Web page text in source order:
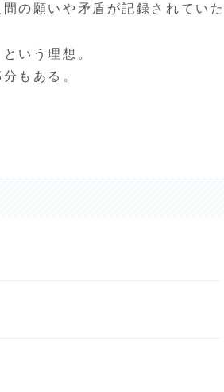
の願いや矛盾が記録されてい
いう理想。
もある。